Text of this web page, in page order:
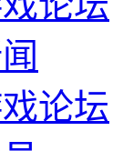
论坛